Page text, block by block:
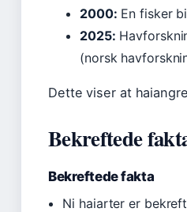
2000: En fisker
2025:
(norsk
Dette viser at
Bekreftede
Bekreftede fakta
Ni haiarter er